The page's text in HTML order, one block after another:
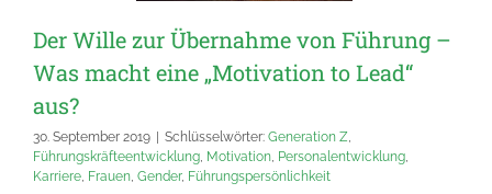
Der Wille zur Übernahme von Führung –
Was macht eine „Motivation to Lead“
aus?
30. September 2019 Schlüsselwörter: Generation Z,
Führungskräfteentwicklung, Motivation, Personalentwicklung,
Karriere, Frauen, Gender, Führungspersönlichkeit